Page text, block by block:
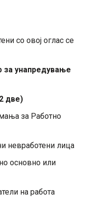
со овој оглас се
за унапредување
две)
за Работно
невработени лица
основно или
на работа